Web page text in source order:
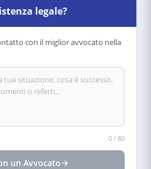
legale?
con il miglior avvocato nella
0 / 80
un Avvocato